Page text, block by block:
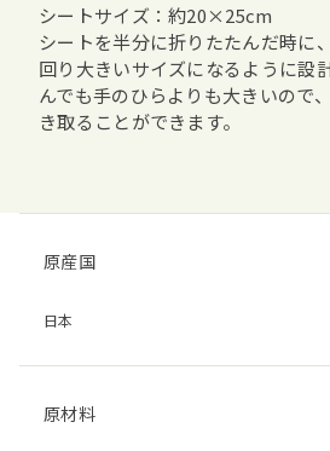
シートサイズ：約20×25cm
シートを半分に折りたたんだ時に
回り大きいサイズになるように設
んでも手のひらよりも大きいので
き取ることができます。
原産国
日本
原材料